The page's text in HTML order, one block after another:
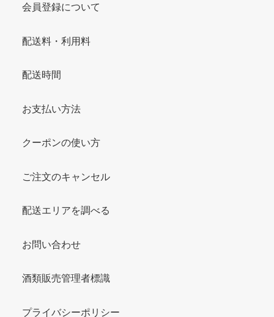
会員登録について
配送料・利用料
配送時間
お支払い方法
クーポンの使い方
ご注文のキャンセル
配送エリアを調べる
お問い合わせ
酒類販売管理者標識
プライバシーポリシー